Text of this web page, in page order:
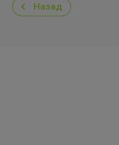
Назад